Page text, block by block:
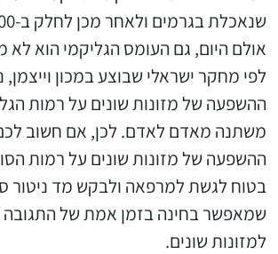
שנאכלת בגרמים ולאחר מכן לחלק ב-100.
אולם היום, גם העומס הגליקמי הוא
לפי מחקר ישראלי שבוצע במכון וייצמן,
ההשפעה של מזונות שונים על רמות
משתנה מאדם לאדם. לכן, אם חשוב
ההשפעה של מזונות שונים על רמות
בטוח לגשת למרפאה ולבקש מד ניטור
שמאפשר בחינה בזמן אמת של התגובה
למזונות שונים.